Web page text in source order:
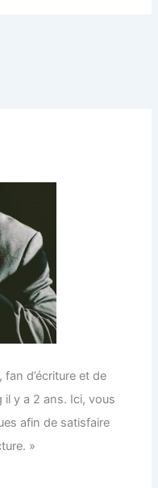
d’écriture et de
il y a 2 ans. Ici, vous
afin de satisfaire
»